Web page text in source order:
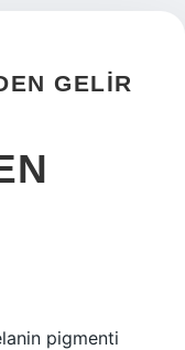
GELIR
pigmenti